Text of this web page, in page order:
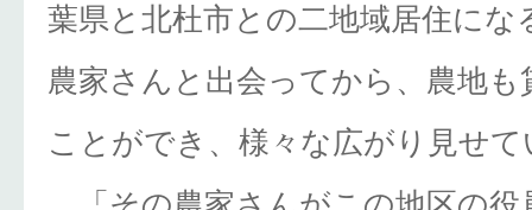
葉県と北杜市との二地域居住にな
農家さんと出会ってから、農地
ことができ、様々な広がり見せて